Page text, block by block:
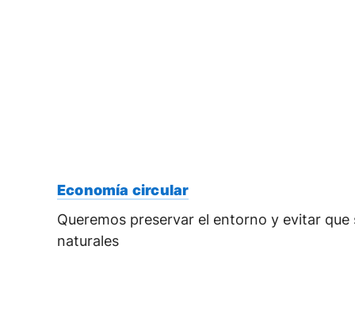
Economía circular
Queremos preservar el entorno y evitar
naturales